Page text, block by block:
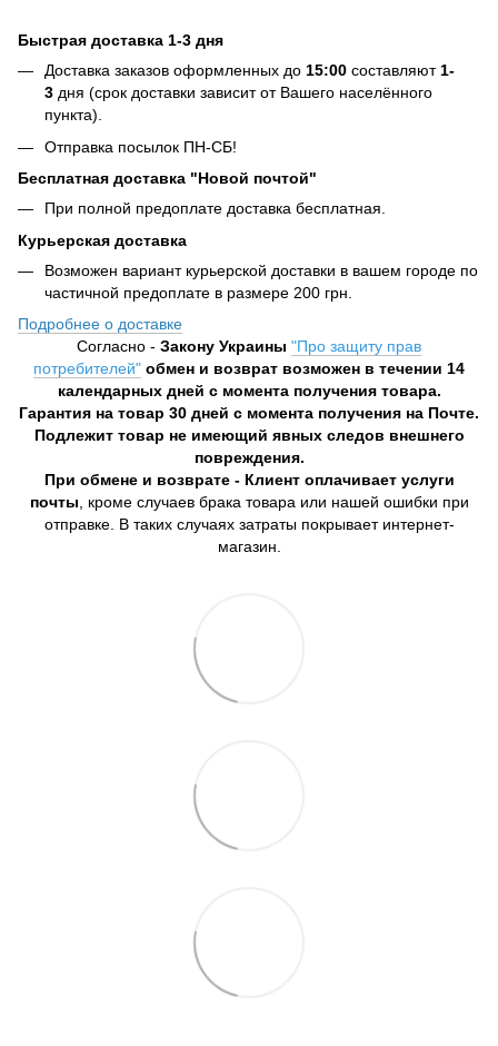
Быстрая доставка 1-3 дня
Доставка заказов оформленных до 15:00 составляют1-
3 дня (срок доставки зависит от Вашего населённого
пункта).
Отправка посылок ПН-СБ!
Бесплатная доставка "Новой почтой"
При полной предоплате доставка бесплатная.
Курьерская доставка
Возможен вариант курьерской доставки в вашем городе по
частичной предоплате в размере 200 грн.
Подробнее о доставке
Согласно - Закону Украины "Про защиту прав
потребителей" обмен и возврат возможен в течении 14
календарных дней с момента получения товара.
Гарантия на товар 30 дней с момента получения на Почте.
Подлежит товар не имеющий явных следов внешнего
повреждения.
При обмене и возврате - Клиент оплачивает услуги
почты , кроме случаев брака товара или нашей ошибки при
отправке. В таких случаях затраты покрывает интернет-
магазин.